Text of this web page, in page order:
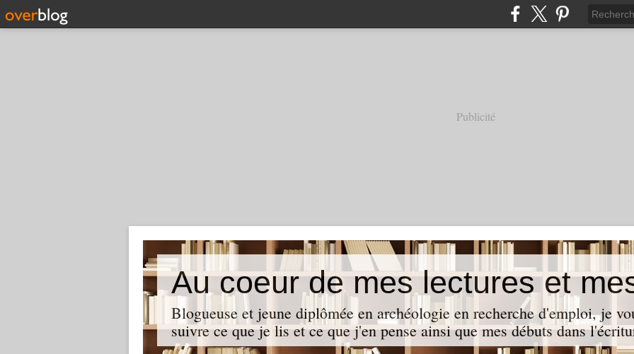
Publicité
Blogueuse et jeune diplômée en archéologie en recherche d'emploi, je
suivre ce que je lis et ce que j'en pense ainsi que mes débuts dans